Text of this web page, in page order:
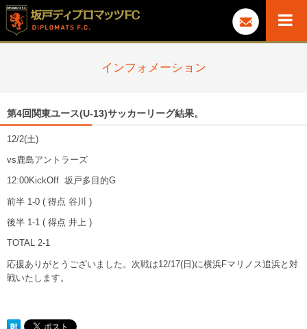
インフォメーション
第4回関東ユース(U-13)サッカーリーグ結果。
12/2(土)
vs鹿島アントラーズ
12:00KickOff 坂戸多目的G
前半 1-0 ( 得点 谷川 )
後半 1-1 ( 得点 井上 )
TOTAL 2-1
応援ありがとうございました。次戦は12/17(日)に横浜Fマリノス追浜と対
戦いたします。